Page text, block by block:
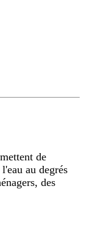
de
au degrés
des